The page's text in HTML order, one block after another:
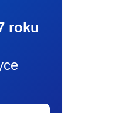
roku